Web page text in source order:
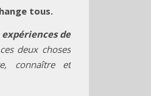
tous.
de
deux choses
connaître et